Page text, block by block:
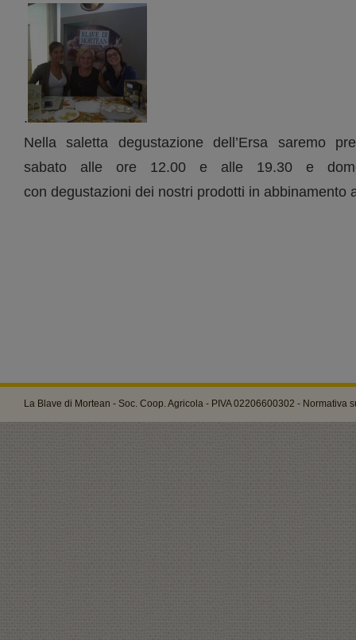
.
Nella saletta degustazione dell’Ersa saremo
sabato alle ore 12.00 e alle 19.30 e
con degustazioni dei nostri prodotti in abbinamento
La Blave di Mortean - Soc. Coop. Agricola - PIVA 02206600302 - Normativa